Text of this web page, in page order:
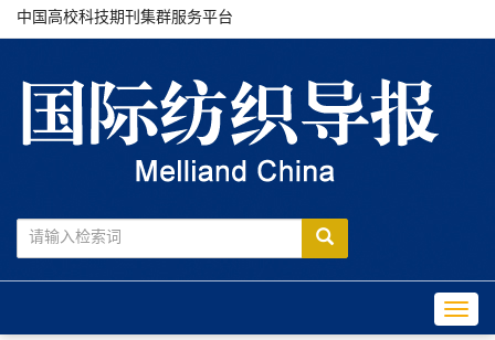
中国高校科技期刊集群服务平台